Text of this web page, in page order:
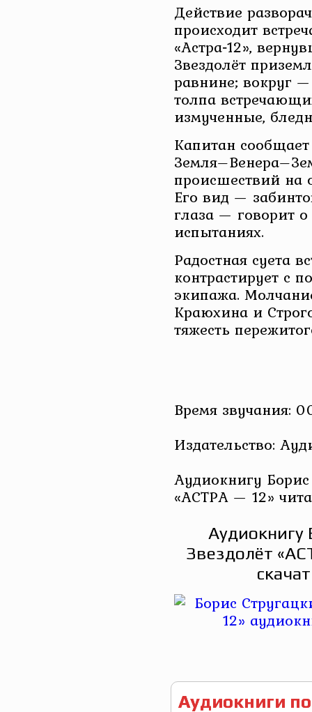
Действие
происходит
«Астра‑12»,
Звездолёт
равнине; вокруг
толпа
измученные,
Капитан
происшествий на
Его вид —
глаза — говорит
испытаниях.
Радостная суета
контрастирует с
экипажа.
Краюхина и
тяжесть
Время звучания:
Издательство:
Аудиокнигу
«АСТРА — 12»
Аудиокнигу
Звездолёт
Аудиокниги